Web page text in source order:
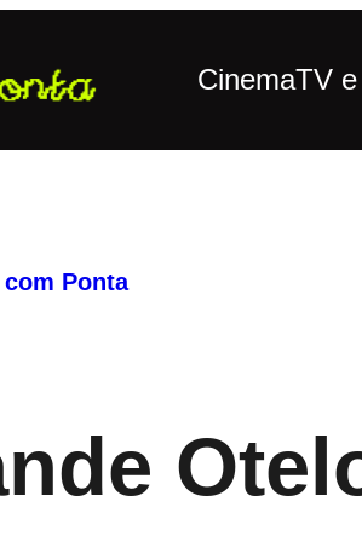
CinemaTV
Ponta